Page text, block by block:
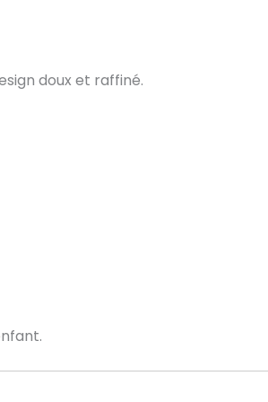
doux et raffiné.